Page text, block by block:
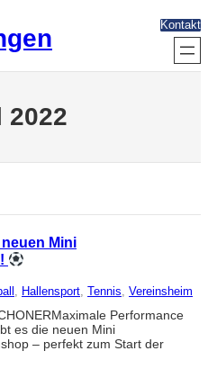
Kontakt
2022
Mini
, Hallensport, Tennis, Vereinsheim
Performance
es die neuen Mini
– perfekt zum Start der